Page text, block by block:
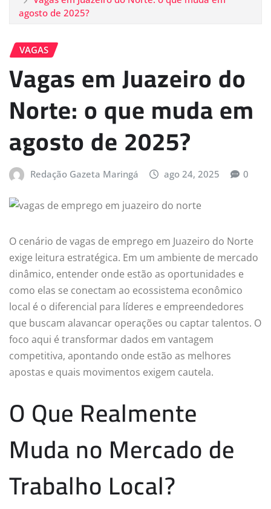
agosto de 2025?
VAGAS
Vagas em Juazeiro do
Norte: o que muda em
agosto de 2025?
Redação Gazeta Maringá ago 24, 2025 0
O cenário de vagas de emprego em Juazeiro do Norte
exige leitura estratégica. Em um ambiente de mercado
dinâmico, entender onde estão as oportunidades e
como elas se conectam ao ecossistema econômico
local é o diferencial para líderes e empreendedores
que buscam alavancar operações ou captar talentos. O
foco aqui é transformar dados em vantagem
competitiva, apontando onde estão as melhores
apostas e quais movimentos exigem cautela.
O Que Realmente
Muda no Mercado de
Trabalho Local?